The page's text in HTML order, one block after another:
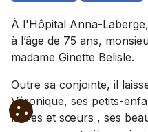
À l'Hôpital Anna-
à l’âge de 75 ans,
madame Ginette Belisle.
Outre sa conjointe, il
Véronique, ses petits-
frères et sœurs , ses